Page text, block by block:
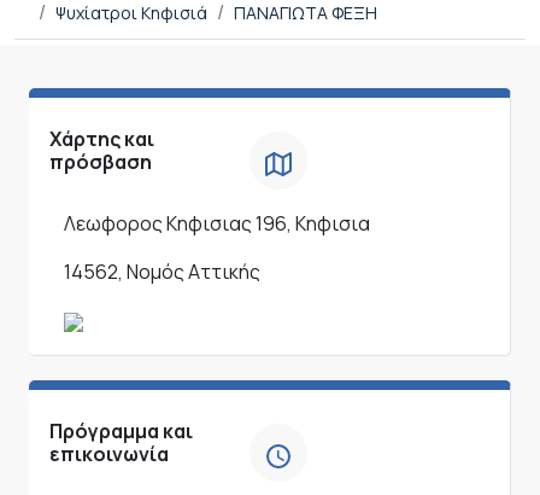
Ψυχίατροι Κηφισιά
ΠΑΝΑΓΙΩΤΑ ΦΕΞΗ
Χάρτης και
πρόσβαση
Λεωφορος Κηφισιας 196, Κηφισια
14562, Νομός Αττικής
Πρόγραμμα και
επικοινωνία